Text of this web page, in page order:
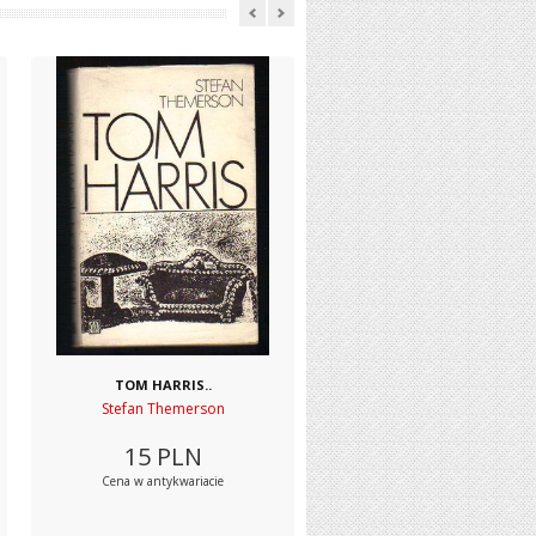
TOM HARRIS..
Stefan Themerson
15 PLN
Cena w antykwariacie